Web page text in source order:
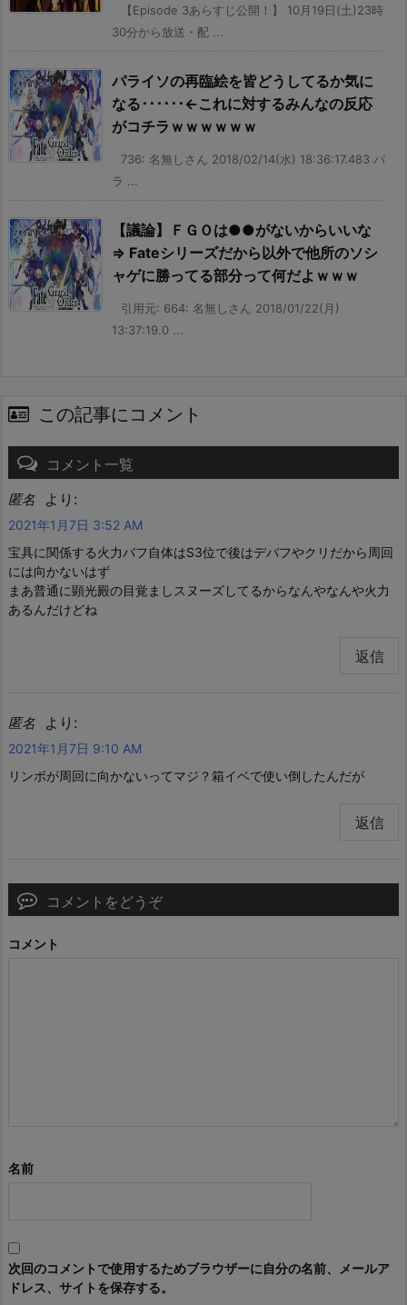
【Episode 3あらすじ公開！】 10月19日(土)23時
30分から放送・配 ...
パライソの再臨絵を皆どうしてるか気に
なる･･････←これに対するみんなの反応
がコチラｗｗｗｗｗｗ
736: 名無しさん 2018/02/14(水) 18:36:17.483 パ
ラ ...
【議論】ＦＧＯは●●がないからいいな
⇒ Fateシリーズだから以外で他所のソシ
ャゲに勝ってる部分って何だよｗｗｗ
引用元: 664: 名無しさん 2018/01/22(月)
13:37:19.0 ...
この記事にコメント
コメント一覧
匿名 より:
2021年1月7日 3:52 AM
宝具に関係する火力バフ自体はS3位で後はデバフやクリだから周回
には向かないはず
まあ普通に顕光殿の目覚ましスヌーズしてるからなんやなんや火力
あるんだけどね
返信
匿名 より:
2021年1月7日 9:10 AM
リンボが周回に向かないってマジ？箱イベで使い倒したんだが
返信
コメントをどうぞ
コメント
名前
次回のコメントで使用するためブラウザーに自分の名前、メールア
ドレス、サイトを保存する。